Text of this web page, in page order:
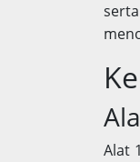
Alat